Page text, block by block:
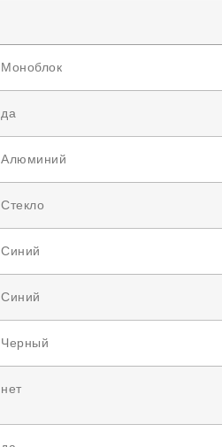
Моноблок
да
Алюминий
Стекло
Синий
Синий
Черный
нет